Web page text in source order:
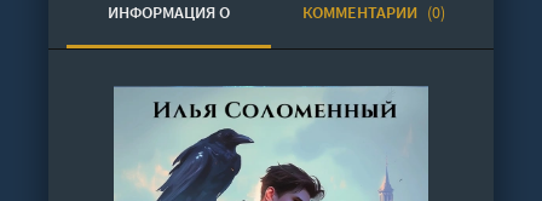
ИНФОРМАЦИЯ О
АУДИОКНИГЕ
КОММЕНТАРИИ (0)